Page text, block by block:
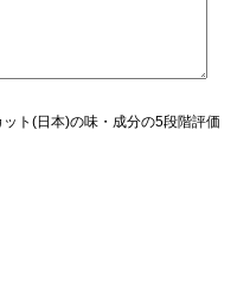
ト(日本)の味・成分の5段階評価